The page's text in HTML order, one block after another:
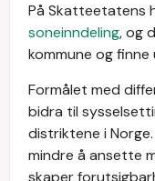
På Skatteetatens
soneinndeling, og
kommune og
Formålet med
bidra til
distriktene i
mindre å ansette
skaper